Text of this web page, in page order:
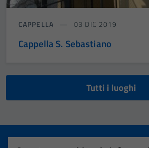
CAPPELLA 03 DIC 2019
Cappella S. Sebastiano
Tutti i luoghi